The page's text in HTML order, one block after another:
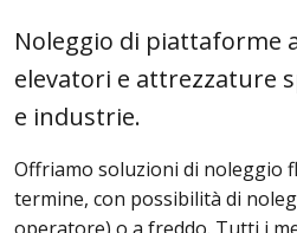
Noleggio di piattaforme
elevatori e attrezzature
e industrie.
Offriamo soluzioni di noleggio
termine, con possibilità di